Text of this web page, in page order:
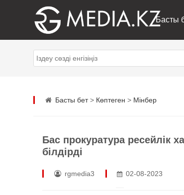
Басты
Басты бет> Көптеген > Мінбер
Бас прокуратура ресейлік
білдірді
rgmedia3 02-08-2023